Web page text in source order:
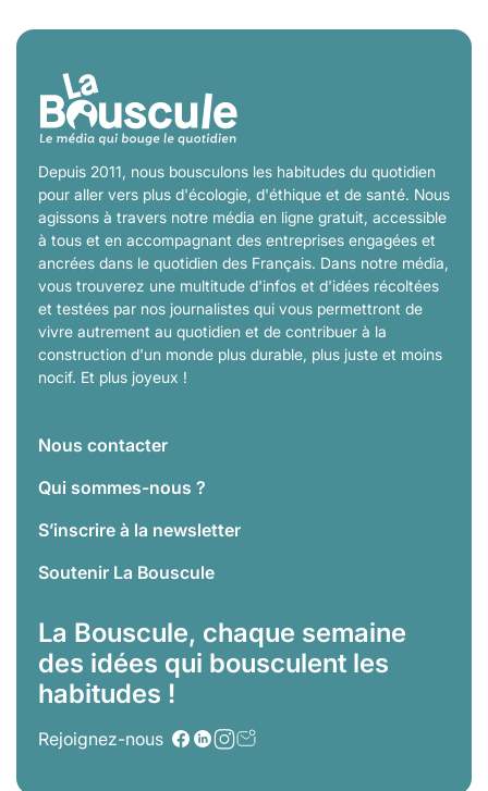
Depuis 2011, nous bousculons les habitudes du quotidien
pour aller vers plus d'écologie, d'éthique et de santé. Nous
agissons à travers notre média en ligne gratuit, accessible
à tous et en accompagnant des entreprises engagées et
ancrées dans le quotidien des Français. Dans notre média,
vous trouverez une multitude d'infos et d'idées récoltées
et testées par nos journalistes qui vous permettront de
vivre autrement au quotidien et de contribuer à la
construction d'un monde plus durable, plus juste et moins
nocif. Et plus joyeux !
Nous contacter
Qui sommes-nous ?
S’inscrire à la newsletter
Soutenir La Bouscule
La Bouscule, chaque semaine
des idées qui bousculent les
habitudes !
Rejoignez-nous